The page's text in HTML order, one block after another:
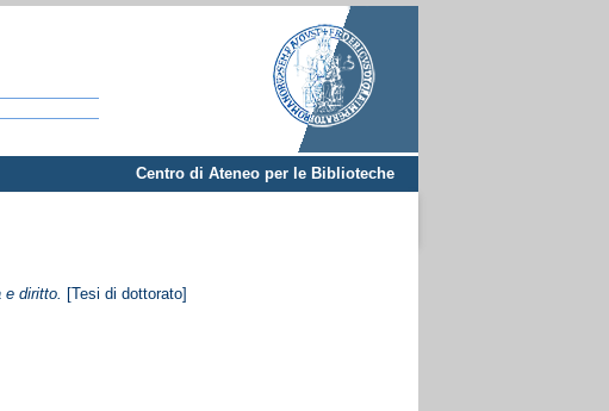
Centro di Ateneo per le Biblioteche
diritto. [Tesi di dottorato]